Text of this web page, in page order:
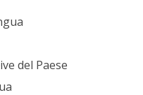
del Paese